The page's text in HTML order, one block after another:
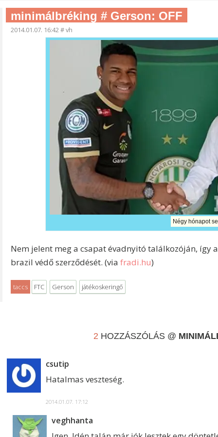
minimálbréking # Gerson: OFF
2014.01.07. 16:42#vh
Négy hónapot
Nem jelent meg a csapat évadnyitó találkozóján,
brazil védő szerződését. (viafradi.hu)
taccs FTC Gerson játékoskeringő
2 HOZZÁSZÓLÁS @
csutip
Hatalmas veszteség.
2014.01.07. 17:12
veghhanta